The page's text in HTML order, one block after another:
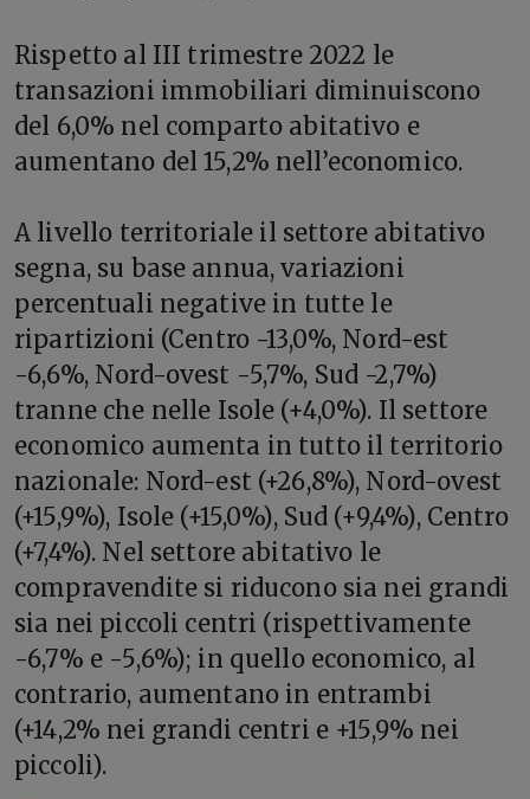
Rispetto al III trimestre 2022 le
transazioni immobiliari diminuiscono
del 6,0% nel comparto abitativo e
aumentano del 15,2% nell’economico.
A livello territoriale il settore abitativo
segna, su base annua, variazioni
percentuali negative in tutte le
ripartizioni (Centro -13,0%, Nord-est
-6,6%, Nord-ovest -5,7%, Sud -2,7%)
tranne che nelle Isole (+4,0%). Il settore
economico aumenta in tutto il territorio
nazionale: Nord-est (+26,8%), Nord-ovest
(+15,9%), Isole (+15,0%), Sud (+9,4%), Centro
(+7,4%). Nel settore abitativo le
compravendite si riducono sia nei grandi
sia nei piccoli centri (rispettivamente
-6,7% e -5,6%); in quello economico, al
contrario, aumentano in entrambi
(+14,2% nei grandi centri e +15,9% nei
piccoli).